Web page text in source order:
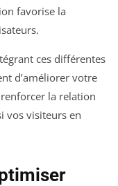
favorise la
ces différentes
d’améliorer votre
la relation
vos visiteurs en